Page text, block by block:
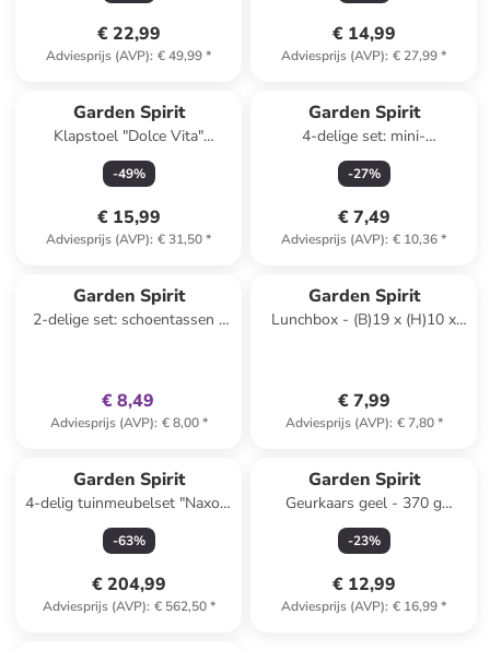
€ 22,99
Adviesprijs (AVP): € 49,99*
€ 14,99
Adviesprijs (AVP): € 27,99*
Garden Spirit
Klapstoel "Dolce Vita"
geel/wit - (B)44 x (H)75 x
(D)52 cm
-49%
€ 15,99
Adviesprijs (AVP): € 31,50*
Garden Spirit
4-delige set: mini-
koelelementen meerkleurig -
(L)10,5 cm
-27%
€ 7,49
Adviesprijs (AVP): € 10,36*
Garden Spirit
2-delige set: schoentassen -
€ 8,49
Adviesprijs (AVP): € 8,00*
Garden Spirit
Lunchbox - (B)19 x (H)10 x
€ 7,99
Adviesprijs (AVP): € 7,80*
Garden Spirit
4-delig tuinmeubelset "Naxos"
grijs
-63%
€ 204,99
Adviesprijs (AVP): € 562,50*
Garden Spirit
Geurkaars geel - 370 g
(verrassingsproduct)
-23%
€ 12,99
Adviesprijs (AVP): € 16,99*